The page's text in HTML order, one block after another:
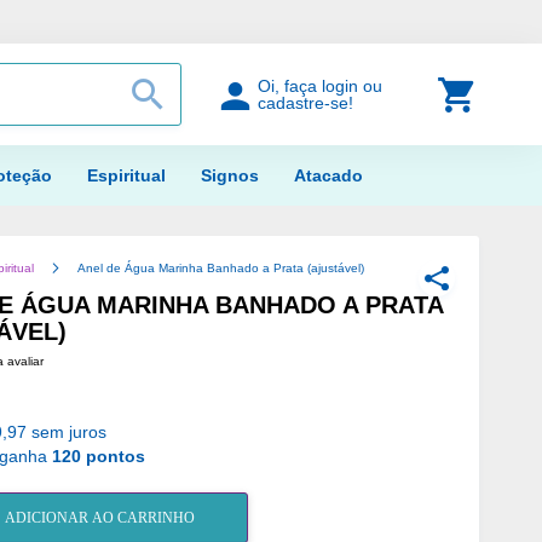
PROCURAR
Oi, faça login ou
cadastre-se!
Espiritual Signos Atacado
Anel de Água Marinha Banhado a Prata (ajustável)
ÁGUA MARINHA BANHADO A PRATA
avaliar
sem juros
120 pontos
ADICIONAR AO CARRINHO